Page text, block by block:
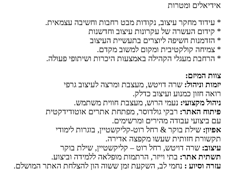
אידיאלים ומטרות
* עידוד מחקר עיצוב, נקודות מבט רחבות וחשיבה עצמאית.
* קידום העשרה של עקרונות עיצוב וחדשנות
* הזדמנות חשיפה ליוצרים בתעשיית העיצוב
* צמיחה קולקטיבית ומקום למשוב מקדם.
* הרחבת מעגלי הקהילה באמצעות היכרות ושיתופי פעולה.
צוות המיזם:
יזמות וניהול: שרה דויטש, מעצבת ומרצה לעיצוב גרפי
רואה חזון כמנוע ועיצוב כדלק.
ניהול מקצועי: נעמי הרוש, מעצבת חווית משתמש.
פיתוח האתר: רבקי גולדוסר, מפתחת אתרים אוטודידקטית
עם ביצועי עבודה מהירים ומרשימים.
אפיון: שילת בוקר & רחל רוט-קליקשטיין, בוגרות לימודי
תקשורת חזותית שעשו מקפצה אדירה.
עיצוב: שרה דויטש, רחל רוט – קליקשטיין, שילת בוקר
תשתית אתר: בתי וייזר, הרתמות מופלאה ללמידה וביצוע.
עזרה וסיוע : נחמי לב, השקעת זמן ששוה הון להצלחת האתר המושלם.